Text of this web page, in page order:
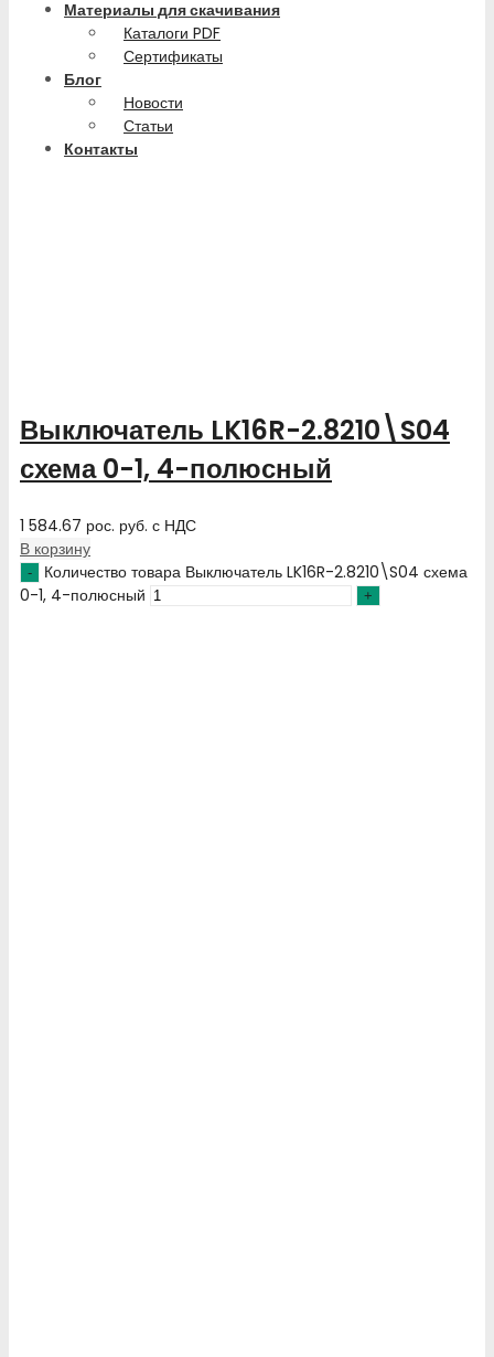
Материалы для скачивания
Каталоги PDF
Сертификаты
Блог
Новости
Статьи
Контакты
Выключатель LK16R-2.8210\S04
схема 0-1, 4-полюсный
1 584.67 рос. руб. с НДС
В корзину
Количество товара Выключатель LK16R-2.8210\S04 схема
0-1, 4-полюсный